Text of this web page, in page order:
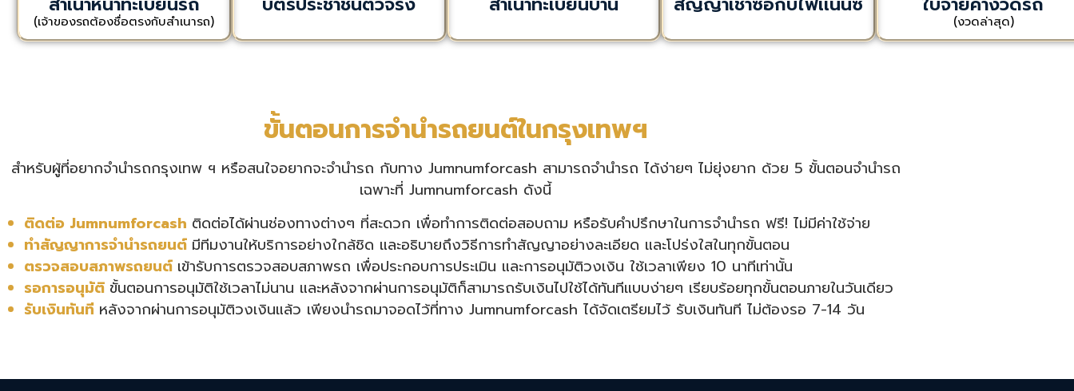
(เจ้าของรถต้องชื่อตรงกับสำเนารถ) (งวดล่าสุด)
ขั้นตอนการจำนำรถยนต์ในกรุงเทพฯ
สำหรับผู้ที่อยากจำนำรถกรุงเทพ ฯ หรือสนใจอยากจะจำนำรถ กับทาง Jumnumforcash สามารถจำนำรถ ได้ง่ายๆ ไม่ยุ่งยาก ด้วย 5 ขั้นตอนจำนำรถ
เฉพาะที่ Jumnumforcash ดังนี้
ติดต่อ Jumnumforcash ติดต่อได้ผ่านช่องทางต่างๆ ที่สะดวก เพื่อทำการติดต่อสอบถาม หรือรับคำปรึกษาในการจำนำรถ ฟรี! ไม่มีค่าใช้จ่าย
ทำสัญญาการจำนำรถยนต์ มีทีมงานให้บริการอย่างใกล้ชิด และอธิบายถึงวิธีการทำสัญญาอย่างละเอียด และโปร่งใสในทุกขั้นตอน
ตรวจสอบสภาพรถยนต์ เข้ารับการตรวจสอบสภาพรถ เพื่อประกอบการประเมิน และการอนุมัติวงเงิน ใช้เวลาเพียง 10 นาทีเท่านั้น
รอการอนุมัติ ขั้นตอนการอนุมัติใช้เวลาไม่นาน และหลังจากผ่านการอนุมัติก็สามารถรับเงินไปใช้ได้ทันทีแบบง่ายๆ เรียบร้อยทุกขั้นตอนภายในวันเดียว
รับเงินทันที หลังจากผ่านการอนุมัติวงเงินแล้ว เพียงนำรถมาจอดไว้ที่ทาง Jumnumforcash ได้จัดเตรียมไว้ รับเงินทันที ไม่ต้องรอ 7-14 วัน